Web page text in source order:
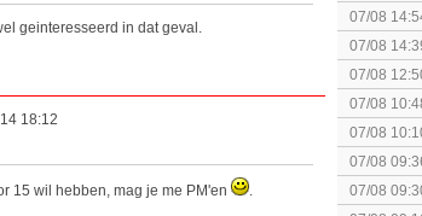
geinteresseerd in dat geval.
18:12
15 wil hebben, mag je me PM'en .
Nintendo
07/08
07/08
07/08
07/08
Special
07/08
Together
07/08
07/08